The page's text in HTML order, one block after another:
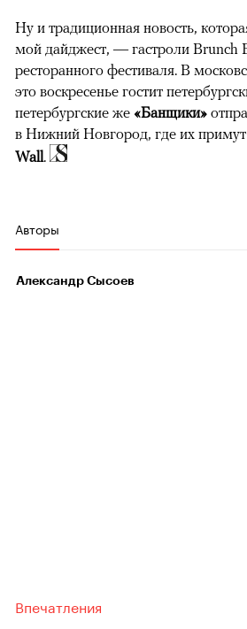
Ну и традиционная новость,
мой дайджест, — гастроли Brunch
ресторанного фестиваля. В
это воскресенье гостит
петербургские же «Банщики»
в Нижний Новгород, где их
Wall.
Авторы
Александр Сысоев
Впечатления